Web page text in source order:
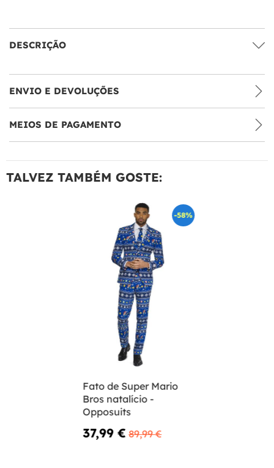
DESCRIÇÃO
ENVIO E DEVOLUÇÕES
MEIOS DE PAGAMENTO
TALVEZ TAMBÉM GOSTE:
-58%
Fato de Super Mario
Bros natalício -
Opposuits
37,99 € 89,99 €